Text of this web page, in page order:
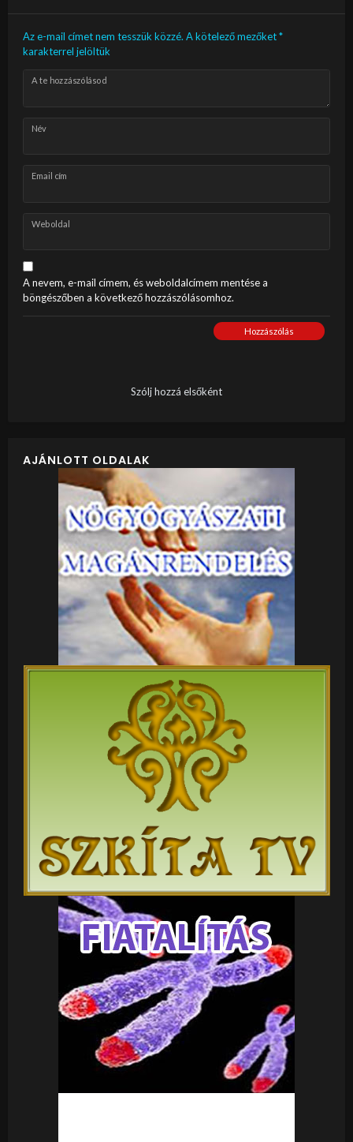
Az e-mail címet nem tesszük közzé. A kötelező mezőket*
karakterrel jelöltük
A te hozzászólásod
Név
Email cím
Weboldal
A nevem, e-mail címem, és weboldalcímem mentése a
böngészőben a következő hozzászólásomhoz.
Hozzászólás
Szólj hozzá elsőként
AJÁNLOTT OLDALAK